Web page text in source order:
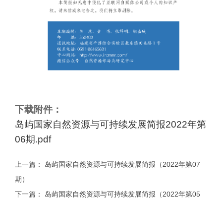
下载附件：
岛屿国家自然资源与可持续发展简报2022年第
06期.pdf
上一篇： 岛屿国家自然资源与可持续发展简报（2022年第07
期）
下一篇： 岛屿国家自然资源与可持续发展简报（2022年第05